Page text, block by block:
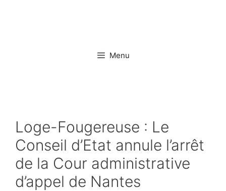
Menu
Loge-Fougereuse : Le
Conseil d’Etat annule l’arrêt
de la Cour administrative
d’appel de Nantes